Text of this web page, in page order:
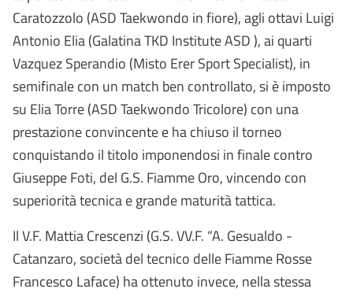
Caratozzolo (ASD Taekwondo in fiore), agli ottavi Luigi
Antonio Elia (Galatina TKD Institute ASD ), ai quarti
Vazquez Sperandio (Misto Erer Sport Specialist), in
semifinale con un match ben controllato, si è imposto
su Elia Torre (ASD Taekwondo Tricolore) con una
prestazione convincente e ha chiuso il torneo
conquistando il titolo imponendosi in finale contro
Giuseppe Foti, del G.S. Fiamme Oro, vincendo con
superiorità tecnica e grande maturità tattica.
Il V.F. Mattia Crescenzi (G.S. VV.F. “A. Gesualdo -
Catanzaro, società del tecnico delle Fiamme Rosse
Francesco Laface) ha ottenuto invece, nella stessa